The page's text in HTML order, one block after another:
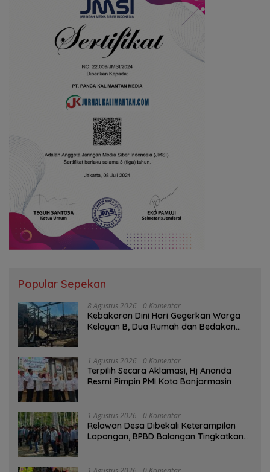
Popular Sepekan
8 Agustus 2026 0 Komentar
Kebakaran Dini Hari Gegerkan Warga
Kelayan B, Dua Rumah dan Bedakan
1 Agustus 2026 0 Komentar
‎Terpilih Secara Aklamasi, Hj Ananda
Resmi Pimpin PMI Kota Banjarmasin
1 Agustus 2026 0 Komentar
Relawan Desa Dibekali Keterampilan
Lapangan, BPBD Balangan Tingkatkan